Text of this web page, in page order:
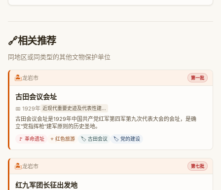
🔗相关推荐
同地区或同类型的其他文物保护单位
🏝️龙岩市 第一批
古田会议会址
📅 1929年 近现代重要史迹及代表性建...
古田会议会址是1929年中国共产党红军第四军第九次代表大会的会址，是确
立"党指挥枪"建军原则的历史圣地。
🚩 革命遗址 ⭐ 红色旅游 🏷️ 古田会议 🏷️ 党的建设
🏝️龙岩市 第七批
红九军团长征出发地